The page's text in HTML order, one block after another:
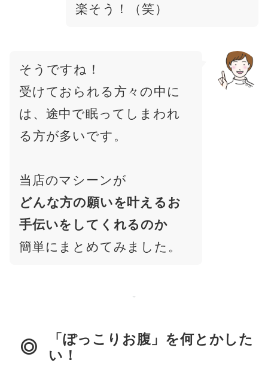
楽そう！（笑）
そうですね！
受けておられる方々の中に
は、途中で眠ってしまわれ
る方が多いです。
当店のマシーンが
どんな方の願いを叶えるお
手伝いをしてくれるのか
簡単にまとめてみました。
「ぽっこりお腹」を何とかした
い！